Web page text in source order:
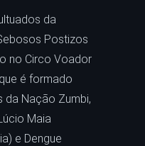
da
Postizos
no Circo Voador
é formado
da Nação Zumbi,
Maia
e Dengue